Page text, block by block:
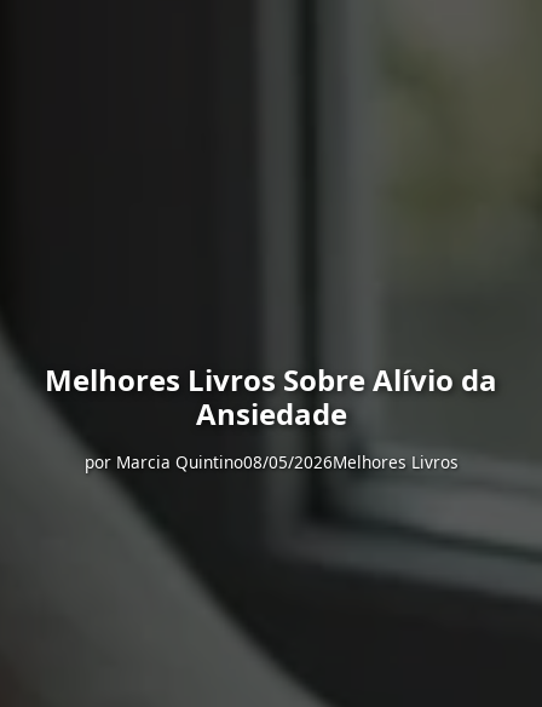
Melhores Livros Sobre Alívio da
Ansiedade
por Marcia Quintino08/05/2026Melhores Livros